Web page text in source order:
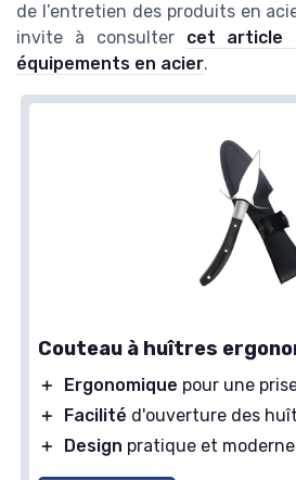
de l’entretien des produits en
invite à consulter cet article
équipements en acier.
Couteau à huîtres
＋ Ergonomique pour une
＋
Facilité d'ouverture des
＋
Design pratique et moderne